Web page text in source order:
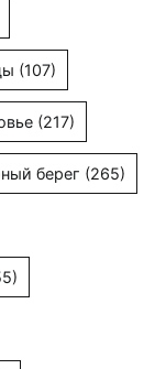
(107)
(217)
берег (265)